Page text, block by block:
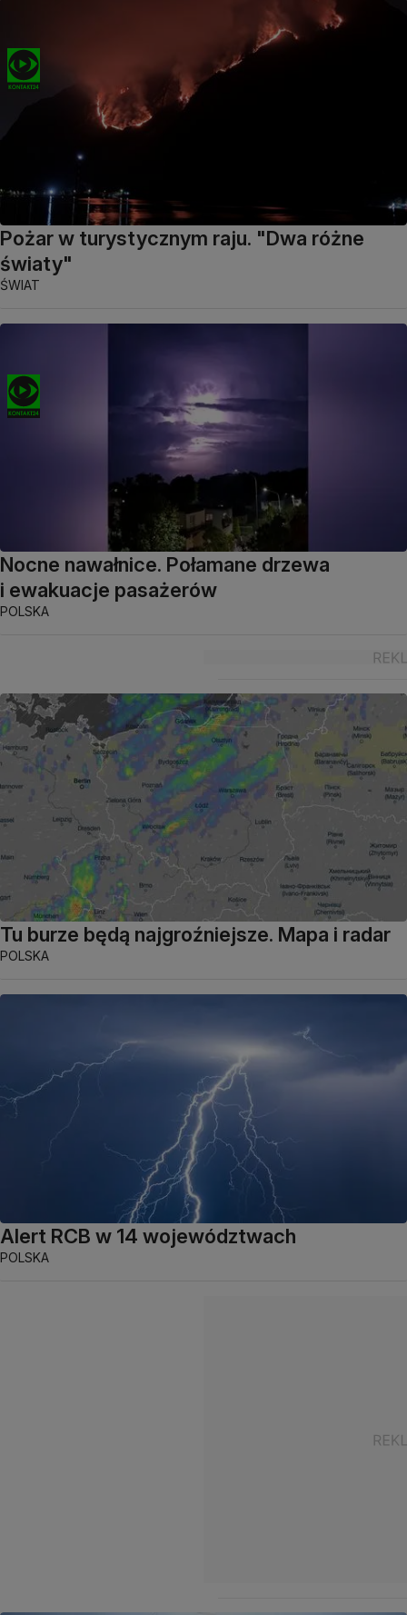
Pożar w turystycznym raju. "Dwa różne
światy"
ŚWIAT
Nocne nawałnice. Połamane drzewa
i ewakuacje pasażerów
POLSKA
Tu burze będą najgroźniejsze. Mapa i radar
POLSKA
Alert RCB w 14 województwach
POLSKA